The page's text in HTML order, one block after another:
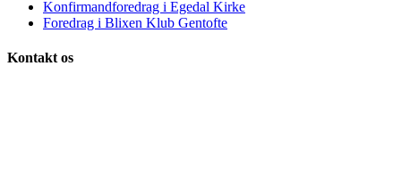
Konfirmandforedrag i Egedal Kirke
Foredrag i Blixen Klub Gentofte
Kontakt os